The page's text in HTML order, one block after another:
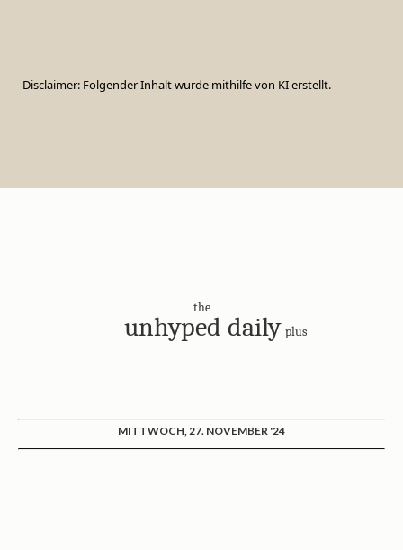
Disclaimer: Folgender Inhalt wurde mithilfe von KI erstellt.
the
unhyped daily plus
MITTWOCH, 27. NOVEMBER '24